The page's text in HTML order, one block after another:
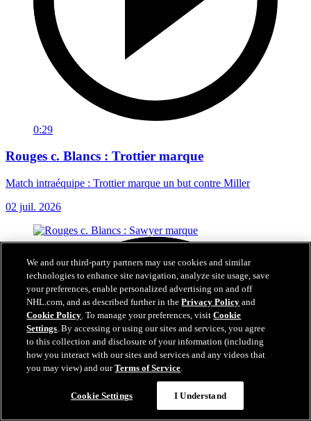
0:29
Rouges c. Blancs : Trottier marque
Match intraéquipe : Trottier marque un but contre Miller
02 juil. 2026
We and our third-party partners may use cookies and similar
technologies to enhance site navigation, analyze site usage, save
your preferences, enable personalized advertising on and off
NHL.com, and as described further in thePrivacy Policy and
Cookie Policy. To manage your preferences, visitCookie
Settings. By accessing or using our sites and services, you agree
to this collection and disclosure of your information (including
how you interact with our sites and services and any videos that
you may view) and ourTerms of Service.
Cookie Settings I Understand